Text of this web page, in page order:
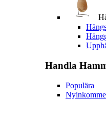
Handla
Populära